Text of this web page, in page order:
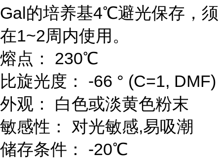
Gal的培养基4℃避光保存，须
在1~2周内使用。
熔点： 230℃
比旋光度： -66 ° (C=1, DMF)
外观： 白色或淡黄色粉末
敏感性： 对光敏感,易吸潮
储存条件： -20℃